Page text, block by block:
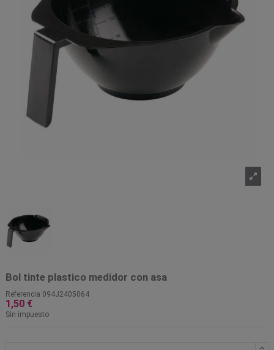
Bol tinte plastico medidor con asa
Referencia 094J2405064
1,50 €
Sin impuesto